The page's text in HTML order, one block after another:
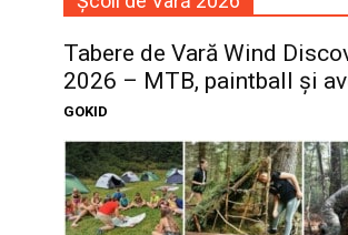
Tabere de Vară Wind
2026 – MTB, paintball și
GOKID